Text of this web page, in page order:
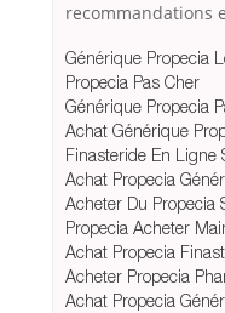
recommandations
Générique Propecia
Propecia Pas Cher
Générique Propecia
Achat Générique
Finasteride En Ligne
Achat Propecia
Acheter Du Propecia
Propecia Acheter
Achat Propecia
Acheter Propecia
Achat Propecia